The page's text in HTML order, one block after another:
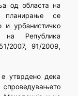
од областа на
планирање се
и урбанистичко
на Република
2007, 91/2009,
утврдено дека